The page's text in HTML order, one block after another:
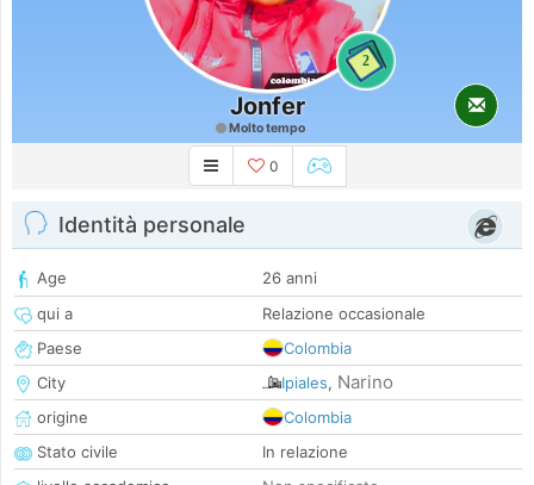
2
Jonfer
Molto tempo
0
Identità personale
Age
26 anni
qui a
Relazione occasionale
Paese
Colombia
City
Ipiales, Narino
origine
Colombia
Stato civile
In relazione